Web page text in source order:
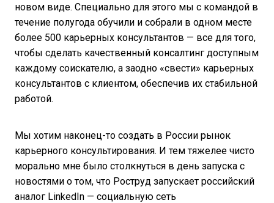
новом виде. Специально для этого мы с командой в
течение полугода обучили и собрали в одном месте
более 500 карьерных консультантов — все для того,
чтобы сделать качественный консалтинг доступным
каждому соискателю, а заодно «свести» карьерных
консультантов с клиентом, обеспечив их стабильной
работой.
Мы хотим наконец-то создать в России рынок
карьерного консультирования. И тем тяжелее чисто
морально мне было столкнуться в день запуска с
новостями о том, что Роструд запускает российский
аналог LinkedIn — социальную сеть